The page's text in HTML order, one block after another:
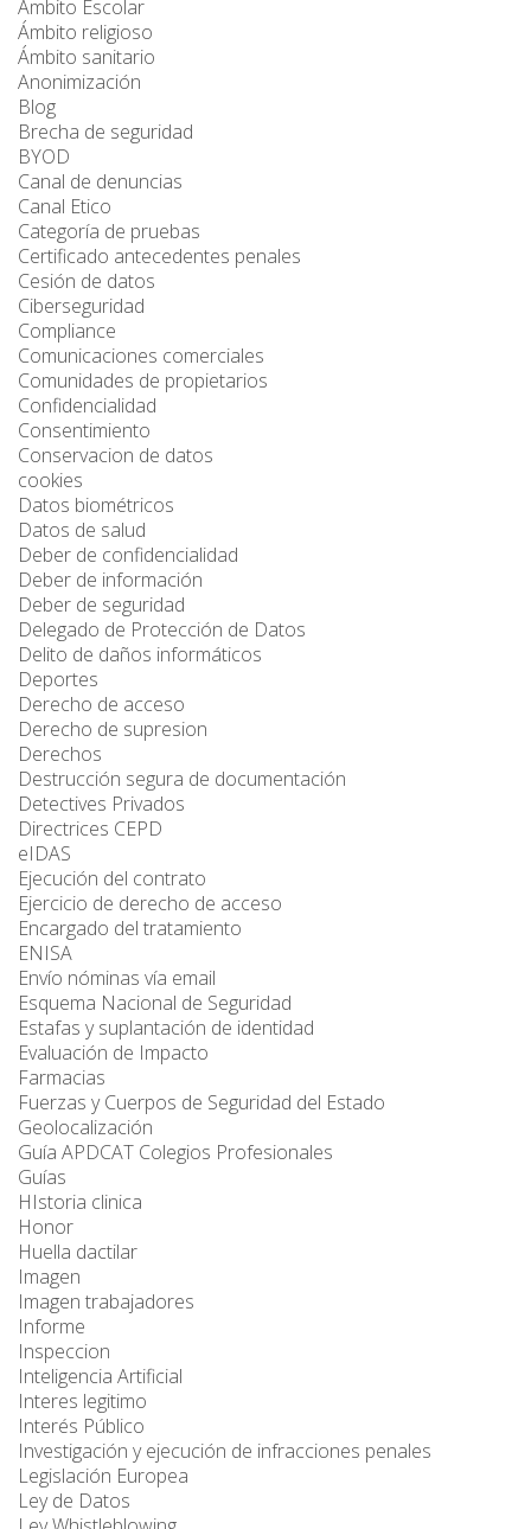
Ámbito Escolar
Ámbito religioso
Ámbito sanitario
Anonimización
Blog
Brecha de seguridad
BYOD
Canal de denuncias
Canal Etico
Categoría de pruebas
Certificado antecedentes penales
Cesión de datos
Ciberseguridad
Compliance
Comunicaciones comerciales
Comunidades de propietarios
Confidencialidad
Consentimiento
Conservacion de datos
cookies
Datos biométricos
Datos de salud
Deber de confidencialidad
Deber de información
Deber de seguridad
Delegado de Protección de Datos
Delito de daños informáticos
Deportes
Derecho de acceso
Derecho de supresion
Derechos
Destrucción segura de documentación
Detectives Privados
Directrices CEPD
eIDAS
Ejecución del contrato
Ejercicio de derecho de acceso
Encargado del tratamiento
ENISA
Envío nóminas vía email
Esquema Nacional de Seguridad
Estafas y suplantación de identidad
Evaluación de Impacto
Farmacias
Fuerzas y Cuerpos de Seguridad del Estado
Geolocalización
Guía APDCAT Colegios Profesionales
Guías
HIstoria clinica
Honor
Huella dactilar
Imagen
Imagen trabajadores
Informe
Inspeccion
Inteligencia Artificial
Interes legitimo
Interés Público
Investigación y ejecución de infracciones penales
Legislación Europea
Ley de Datos